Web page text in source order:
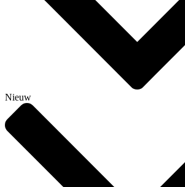
Nieuw